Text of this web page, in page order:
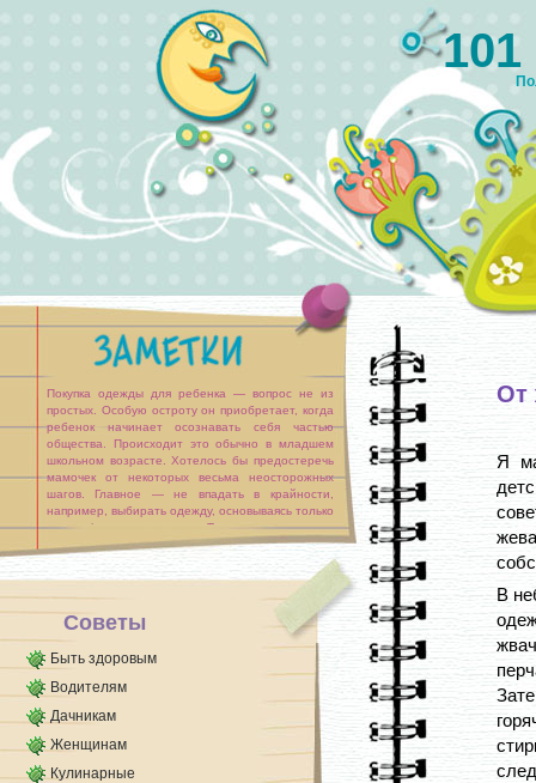
Покупка одежды для ребенка — вопрос не из
простых. Особую остроту он приобретает, когда
ребенок начинает осознавать себя частью
общества. Происходит это обычно в младшем
школьном возрасте. Хотелось бы предостеречь
мамочек от некоторых весьма неосторожных
шагов. Главное — не впадать в крайности,
например, выбирать одежду, основываясь только
на ее функциональности. Также нельзя делать
из ребенка [...]
Советы
Быть здоровым
Водителям
Дачникам
Женщинам
Кулинарные
От
Я
В